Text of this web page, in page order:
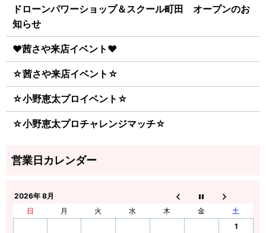
ドローンパワーショップ＆スクール町田 オープンのお
知らせ
♥茜さや来店イベント♥
☆茜さや来店イベント☆
☆小野恵太プロイベント☆
☆小野恵太プロチャレンジマッチ☆
2026年 8月
日
月 火 水 木 金
土
1